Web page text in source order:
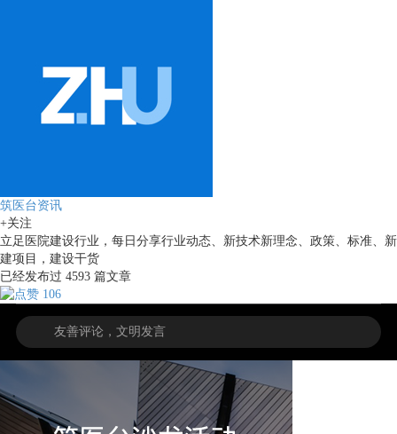
筑医台资讯
+关注
立足医院建设行业，每日分享行业动态、新技术新理念、政策、标准、新
建项目，建设干货
已经发布过 4593 篇文章
106